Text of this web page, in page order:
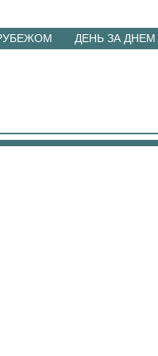
ДЕНЬ ЗА ДНЕМ